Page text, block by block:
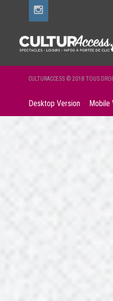
CULTURACCESS © 2018 TOUS
Desktop Version Mobile